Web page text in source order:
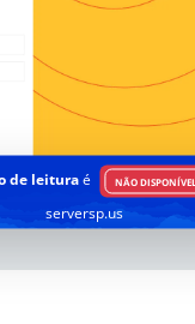
de leituraé NÃO DISPONÍVEL
serversp.us